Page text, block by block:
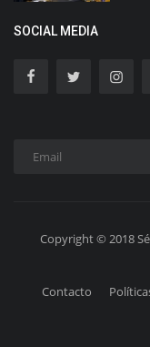
SOCIAL MEDIA
Copyright © 2018
Contacto